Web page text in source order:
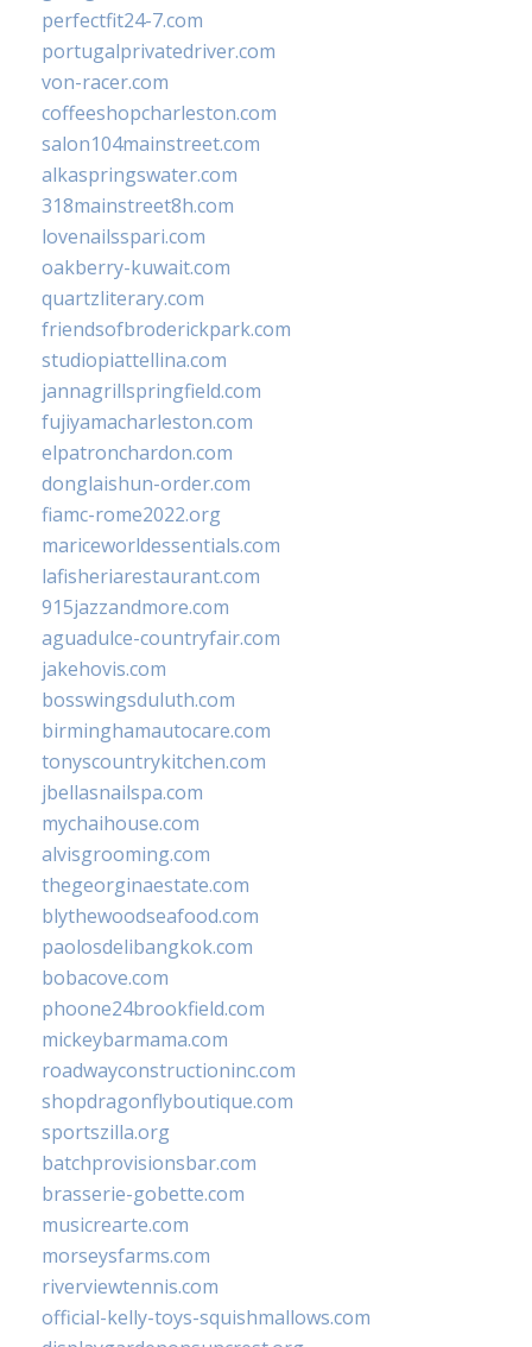
perfectfit24-7.com
portugalprivatedriver.com
von-racer.com
coffeeshopcharleston.com
salon104mainstreet.com
alkaspringswater.com
318mainstreet8h.com
lovenailsspari.com
oakberry-kuwait.com
quartzliterary.com
friendsofbroderickpark.com
studiopiattellina.com
jannagrillspringfield.com
fujiyamacharleston.com
elpatronchardon.com
donglaishun-order.com
fiamc-rome2022.org
mariceworldessentials.com
lafisheriarestaurant.com
915jazzandmore.com
aguadulce-countryfair.com
jakehovis.com
bosswingsduluth.com
birminghamautocare.com
tonyscountrykitchen.com
jbellasnailspa.com
mychaihouse.com
alvisgrooming.com
thegeorginaestate.com
blythewoodseafood.com
paolosdelibangkok.com
bobacove.com
phoone24brookfield.com
mickeybarmama.com
roadwayconstructioninc.com
shopdragonflyboutique.com
sportszilla.org
batchprovisionsbar.com
brasserie-gobette.com
musicrearte.com
morseysfarms.com
riverviewtennis.com
official-kelly-toys-squishmallows.com